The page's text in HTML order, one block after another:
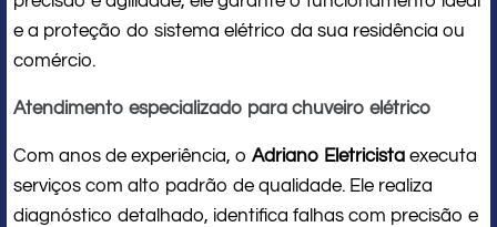
e a proteção do sistema elétrico da sua residência ou
comércio.
Atendimento especializado para chuveiro elétrico
Com anos de experiência, o Adriano Eletricista executa
serviços com alto padrão de qualidade. Ele realiza
diagnóstico detalhado, identifica falhas com precisão e